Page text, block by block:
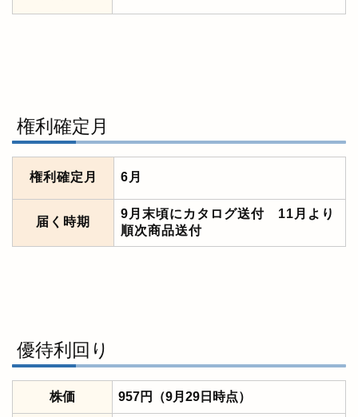
権利確定月
権利確定月 6月
届く時期
9月末頃にカタログ送付 11月より
順次商品送付
優待利回り
株価 957円（9月29日時点）